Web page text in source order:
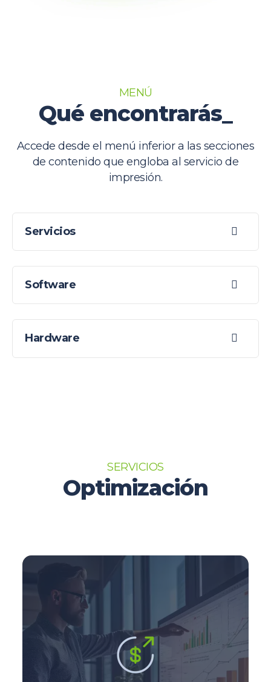
MENÚ
Qué encontrarás_
Accede desde el menú inferior a las secciones
de contenido que engloba al servicio de
impresión.
Servicios
Software
Hardware
SERVICIOS
Optimización